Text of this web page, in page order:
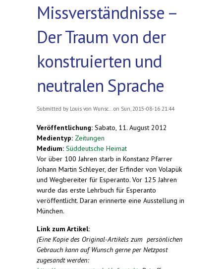
Missverständnisse –
Der Traum von der
konstruierten und
neutralen Sprache
Submitted by Louis von Wunsc... on Sun, 2015-08-16 21:44
Veröffentlichung: Sabato, 11. August 2012
Medientyp: Zeitungen
Medium: Süddeutsche Heimat
Vor über 100 Jahren starb in Konstanz Pfarrer
Johann Martin Schleyer, der Erfinder von Volapük
und Wegbereiter für Esperanto. Vor 125 Jahren
wurde das erste Lehrbuch für Esperanto
veröffentlicht. Daran erinnerte eine Ausstellung in
München.
Link zum Artikel:
(Eine Kopie des Original-Artikels zum persönlichen
Gebrauch kann auf Wunsch gerne per Netzpost
zugesandt werden: